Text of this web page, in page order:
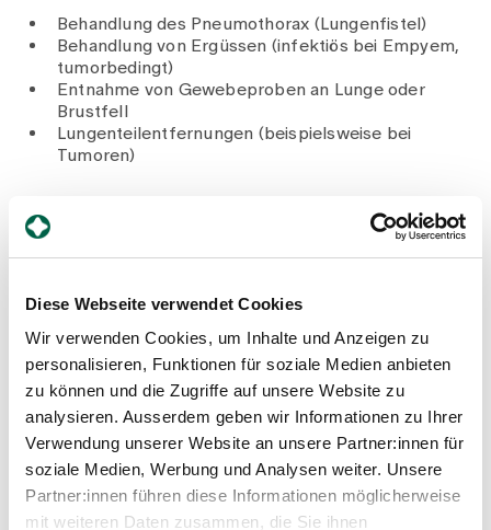
Diese Webseite verwendet Cookies
Wir verwenden Cookies, um Inhalte und Anzeigen zu
personalisieren, Funktionen für soziale Medien anbieten
zu können und die Zugriffe auf unsere Website zu
analysieren. Ausserdem geben wir Informationen zu Ihrer
Verwendung unserer Website an unsere Partner:innen für
soziale Medien, Werbung und Analysen weiter. Unsere
Partner:innen führen diese Informationen möglicherweise
mit weiteren Daten zusammen, die Sie ihnen
Blog
Medien
Publikationen
Behandlung des Pneumothorax (Lungenfistel)
Behandlung von Ergüssen (infektiös bei Empyem,
tumorbedingt)
Entnahme von Gewebeproben an Lunge oder
Brustfell
Lungenteilentfernungen (beispielsweise bei
Tumoren)
Ihre Spezialisten für
Spital Zollikerberg